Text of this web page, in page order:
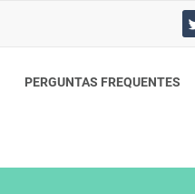
PERGUNTAS FREQUENTES